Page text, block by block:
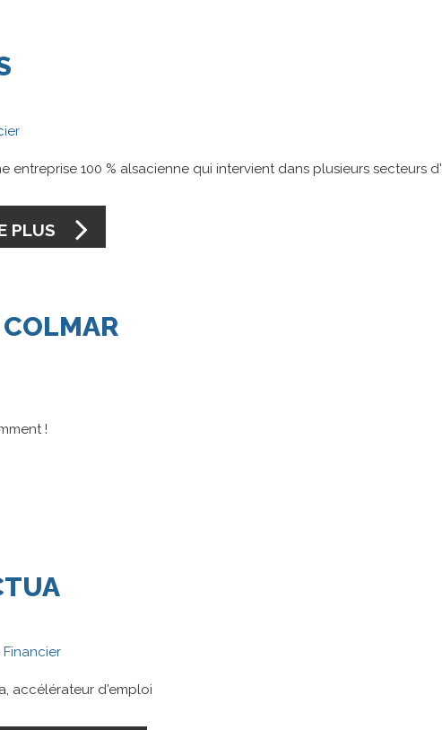
entreprise 100 % alsacienne qui intervient dans plusieurs secteurs
PLUS
COLMAR
!
Financier
accélérateur d'emploi